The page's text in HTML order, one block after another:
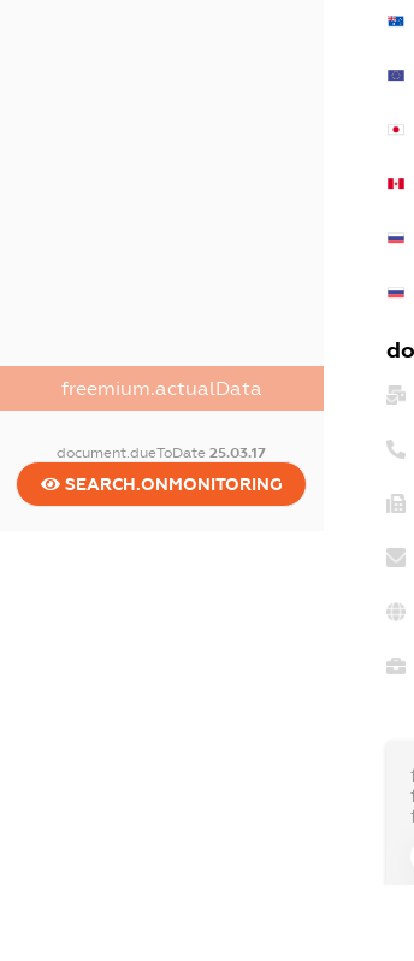
freemium.actualData
document.dueToDate25.03.17
SEARCH.ONMONITORING